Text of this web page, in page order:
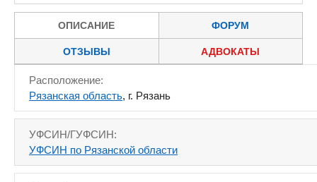
ОПИСАНИЕ ФОРУМ
ОТЗЫВЫ АДВОКАТЫ
Расположение:
Рязанская область, г. Рязань
УФСИН/ГУФСИН:
УФСИН по Рязанской области